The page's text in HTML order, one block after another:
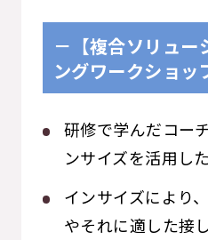
－【複合ソリュー
ングワークショッ
研修で学んだコー
ンサイズを活用し
インサイズにより
やそれに適した接